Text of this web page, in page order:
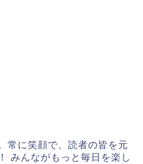
常に笑顔で、読者の皆を元
みんながもっと毎日を楽し